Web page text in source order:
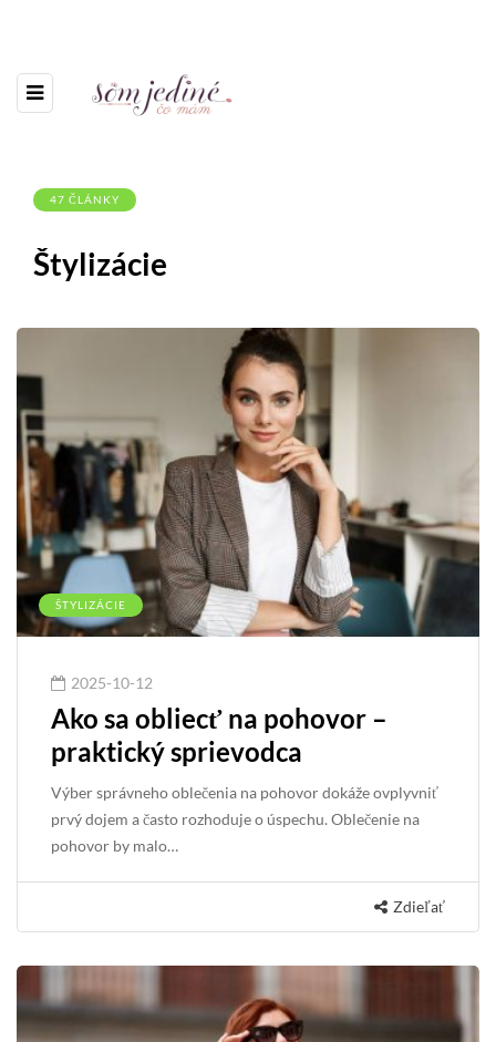
47 ČLÁNKY
Štylizácie
ŠTYLIZÁCIE
2025-10-12
Ako sa obliecť na pohovor –
praktický sprievodca
Výber správneho oblečenia na pohovor dokáže ovplyvniť
prvý dojem a často rozhoduje o úspechu. Oblečenie na
pohovor by malo…
Zdieľať